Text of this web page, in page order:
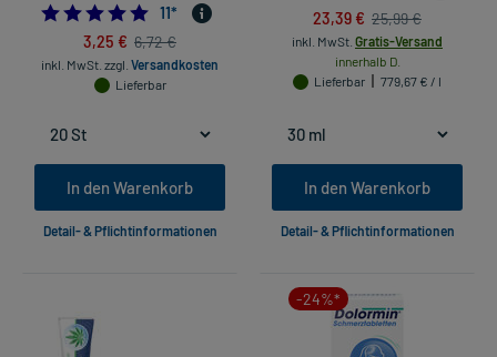
4.818181818181818
11*
3,25 € 6,72 €
inkl. MwSt. zzgl. Versandkosten
Lieferbar
In den Warenkorb
Detail- & Pflichtinformationen
23,39 € 25,99 €
inkl. MwSt. Gratis-Versand
innerhalb D.
Lieferbar
779,67 € / l
In den Warenkorb
Detail- & Pflichtinformationen
-24%*